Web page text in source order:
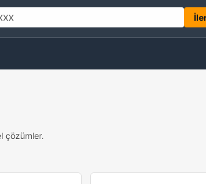
çözümler.